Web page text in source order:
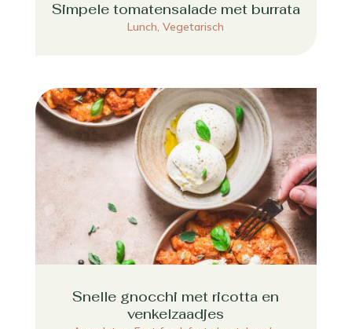
Simpele tomatensalade met burrata
Lunch,Vegetarisch
Snelle gnocchi met ricotta en
venkelzaadjes